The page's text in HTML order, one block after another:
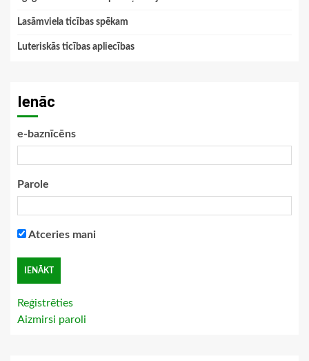
Lasāmviela ticības spēkam
Luteriskās ticības apliecības
Ienāc
e-baznīcēns
Parole
Atceries mani
Reģistrēties
Aizmirsi paroli